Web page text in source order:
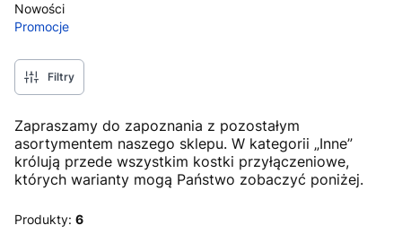
Nowości
Promocje
Filtry
Zapraszamy do zapoznania z pozostałym
asortymentem naszego sklepu. W kategorii „Inne”
królują przede wszystkim kostki przyłączeniowe,
których warianty mogą Państwo zobaczyć poniżej.
Produkty: 6